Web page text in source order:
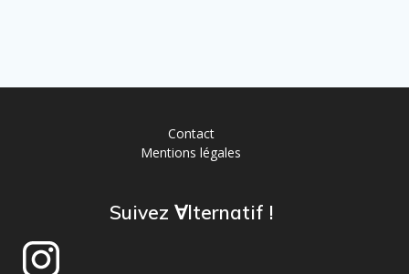
Contact
Mentions légales
Suivez ∀lternatif !